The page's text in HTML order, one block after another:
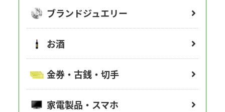
ブランドジュエリー
お酒
金券・古銭・切手
家電製品・スマホ